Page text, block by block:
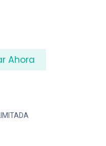
Ahora